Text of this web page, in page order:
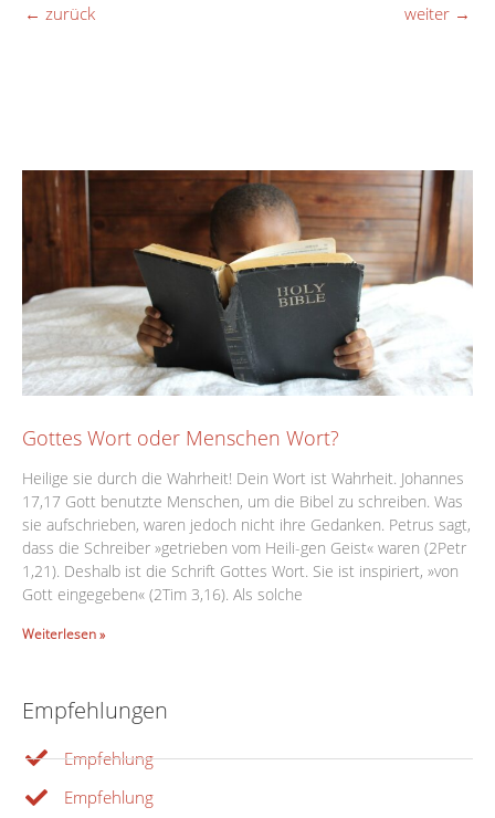
← zurück weiter →
Gottes Wort oder Menschen Wort?
Heilige sie durch die Wahrheit! Dein Wort ist Wahrheit. Johannes
17,17 Gott benutzte Menschen, um die Bibel zu schreiben. Was
sie aufschrieben, waren jedoch nicht ihre Gedanken. Petrus sagt,
dass die Schreiber »getrieben vom Heili-gen Geist« waren (2Petr
1,21). Deshalb ist die Schrift Gottes Wort. Sie ist inspiriert, »von
Gott eingegeben« (2Tim 3,16). Als solche
Weiterlesen »
Empfehlungen
Empfehlung
Empfehlung